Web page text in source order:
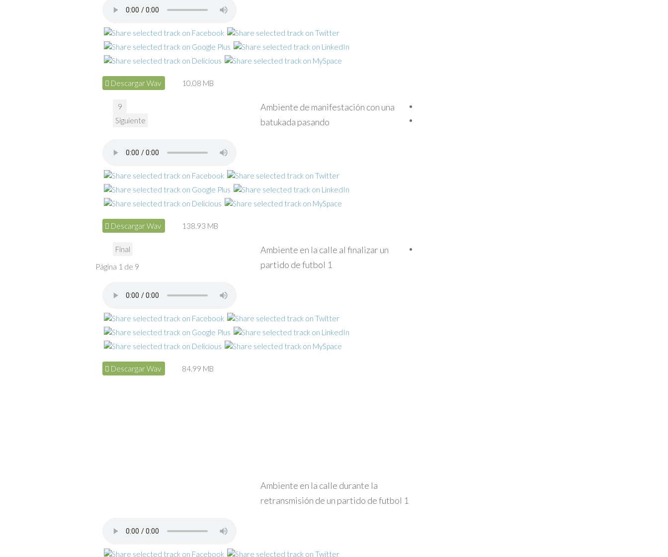
Descargar Wav 10.08 MB
Ambiente de manifestación con una
batukada pasando
Descargar Wav 138.93 MB
Ambiente en la calle al finalizar un
partido de futbol 1
Descargar Wav 84.99 MB
Ambiente en la calle durante la
retransmisión de un partido de futbol 1
9
Siguiente
Final
Página 1 de 9